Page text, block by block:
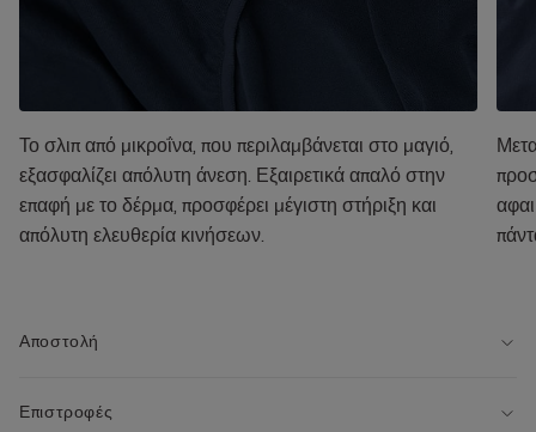
Το σλιπ από μικροΐνα, που περιλαμβάνεται στο μαγιό,
εξασφαλίζει απόλυτη άνεση. Εξαιρετικά απαλό στην
επαφή με το δέρμα, προσφέρει μέγιστη στήριξη και
απόλυτη ελευθερία κινήσεων.
Αποστολή
Επιστροφές